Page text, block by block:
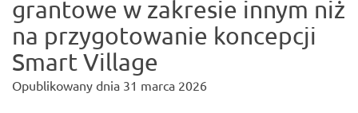
grantowe w zakresie innym niż
na przygotowanie koncepcji
Smart Village
Opublikowany dnia 31 marca 2026